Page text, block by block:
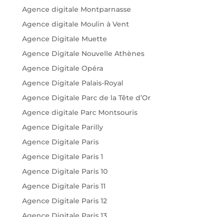
Agence digitale Montparnasse
Agence digitale Moulin à Vent
Agence Digitale Muette
Agence Digitale Nouvelle Athènes
Agence Digitale Opéra
Agence Digitale Palais-Royal
Agence Digitale Parc de la Tête d’Or
Agence digitale Parc Montsouris
Agence Digitale Parilly
Agence Digitale Paris
Agence Digitale Paris 1
Agence Digitale Paris 10
Agence Digitale Paris 11
Agence Digitale Paris 12